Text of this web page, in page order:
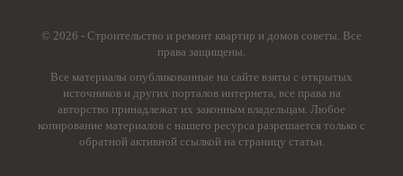
© 2026 - Строительство и ремонт квартир и домов советы. Все
права защищены.
Все материалы опубликованные на сайте взяты с открытых
источников и других порталов интернета, все права на
авторство принадлежат их законным владельцам. Любое
копирование материалов с нашего ресурса разрешается только с
обратной активной ссылкой на страницу статьи.